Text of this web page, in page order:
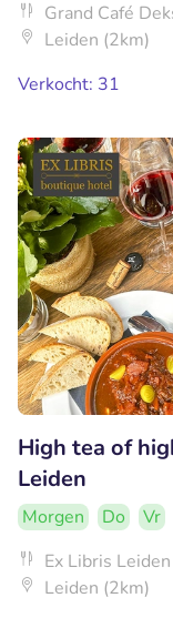
Grand Café
Leiden (2km)
Verkocht: 31
High tea of
Leiden
Morgen Do
Vr
Ex Libris Leiden
Leiden (2km)